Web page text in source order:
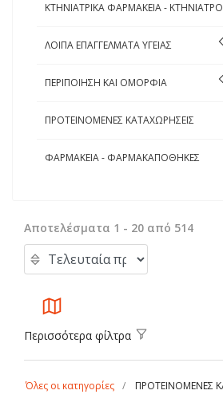
ΚΤΗΝΙΑΤΡΙΚΑ ΦΑΡΜΑΚΕΙΑ -
ΛΟΙΠΑ ΕΠΑΓΓΕΛΜΑΤΑ ΥΓΕΙΑΣ
ΠΕΡΙΠΟΙΗΣΗ ΚΑΙ ΟΜΟΡΦΙΑ
ΠΡΟΤΕΙΝΟΜΕΝΕΣ ΚΑΤΑΧΩΡΗΣΕΙΣ
ΦΑΡΜΑΚΕΙΑ - ΦΑΡΜΑΚΑΠΟΘΗΚΕΣ
Αποτελέσματα 1 - 20 από 514
Περισσότερα φίλτρα
Όλες οι κατηγορίες ΠΡΟΤΕΙΝΟΜΕΝΕΣ